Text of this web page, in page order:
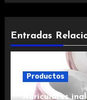
Entradas
Productos
Auriculares